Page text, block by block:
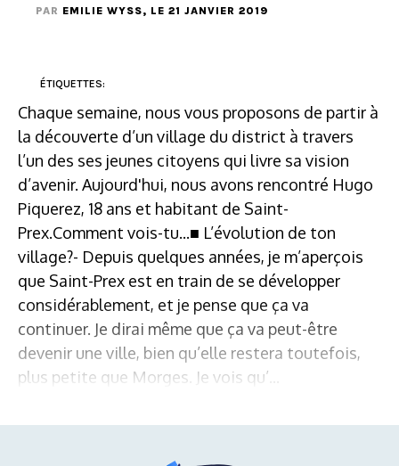
PAR EMILIE WYSS, LE 21 JANVIER 2019
ÉTIQUETTES:
Chaque semaine, nous vous proposons de partir à
la découverte d’un village du district à travers
l’un des ses jeunes citoyens qui livre sa vision
d’avenir. Aujourd'hui, nous avons rencontré Hugo
Piquerez, 18 ans et habitant de Saint-
Prex.Comment vois-tu...■ L’évolution de ton
village?- Depuis quelques années, je m’aperçois
que Saint-Prex est en train de se développer
considérablement, et je pense que ça va
continuer. Je dirai même que ça va peut-être
devenir une ville, bien qu’elle restera toutefois,
plus petite que Morges. Je vois qu’...